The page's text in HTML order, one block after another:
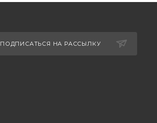
ПОДПИСАТЬСЯ НА РАССЫЛКУ